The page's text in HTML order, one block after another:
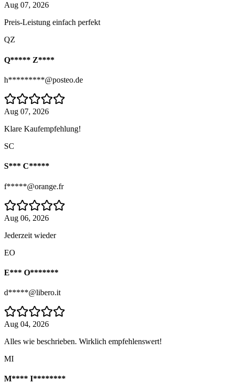
Aug 07, 2026
Preis-Leistung einfach perfekt
QZ
Q***** Z****
h*********@posteo.de
Aug 07, 2026
Klare Kaufempfehlung!
SC
S*** C*****
f*****@orange.fr
Aug 06, 2026
Jederzeit wieder
EO
E*** O*******
d*****@libero.it
Aug 04, 2026
Alles wie beschrieben. Wirklich empfehlenswert!
MI
M**** I********